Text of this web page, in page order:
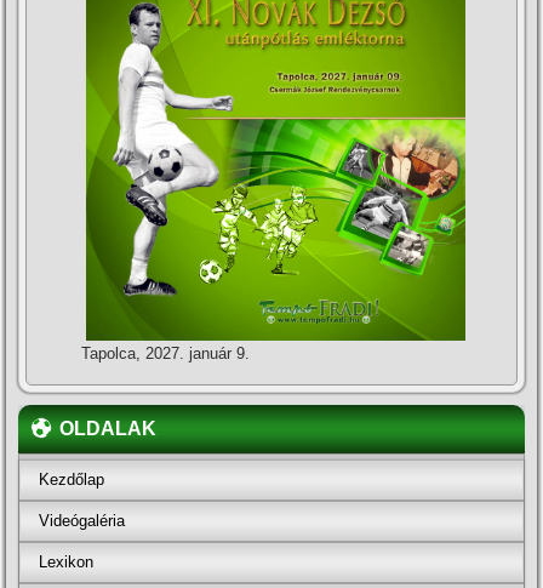
Tapolca, 2027. január 9.
OLDALAK
Kezdőlap
Videógaléria
Lexikon